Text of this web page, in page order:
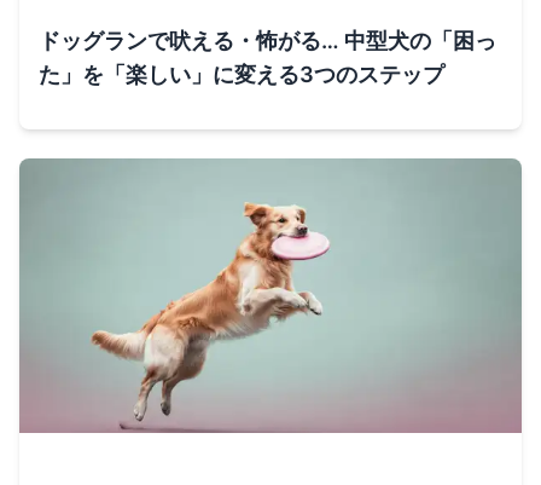
ドッグランで吠える・怖がる… 中型犬の「困っ
た」を「楽しい」に変える3つのステップ